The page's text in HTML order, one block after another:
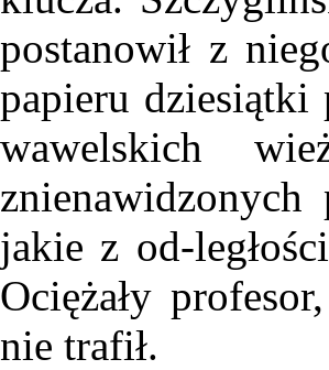
postanowił z
papieru
wawelskich
znienawidzonych
jakie z od-
Ociężały
nie trafił.